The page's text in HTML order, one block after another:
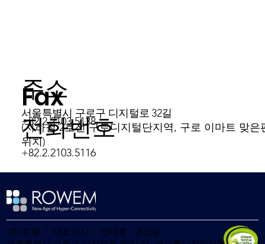
전화번호
+82.2.2103.5116
Fax
+82.2.2103.5138
​주소
서울특별시 구로구 디지털로 32길
​(지하철 2호선 구로디지털단지역, 구로 이마트 맞은
위치)
(주) 로웸 / 대표이사 : 안태호 권오승